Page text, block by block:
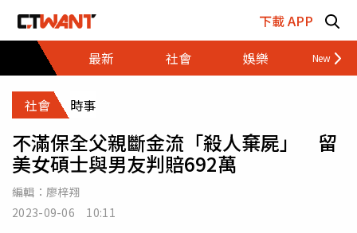
下載 APP
最新
社會 娛樂 財經
社會 時事
不滿保全父親斷金流「殺人棄屍」 留
美女碩士與男友判賠692萬
編輯： 廖梓翔
2023-09-06 10:11